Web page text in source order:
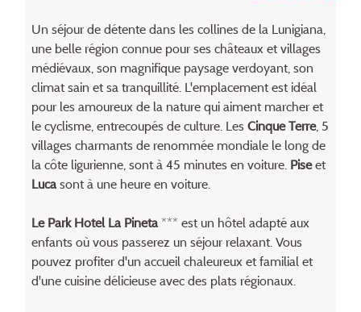
Un séjour de détente dans les collines de la Lunigiana,
une belle région connue pour ses châteaux et villages
médiévaux, son magnifique paysage verdoyant, son
climat sain et sa tranquillité. L'emplacement est idéal
pour les amoureux de la nature qui aiment marcher et
le cyclisme, entrecoupés de culture. Les Cinque Terre, 5
villages charmants de renommée mondiale le long de
la côte ligurienne, sont à 45 minutes en voiture. Piseet
Lucasont à une heure en voiture.
Le Park Hotel La Pineta*** est un hôtel adapté aux
enfants où vous passerez un séjour relaxant. Vous
pouvez profiter d'un accueil chaleureux et familial et
d'une cuisine délicieuse avec des plats régionaux.